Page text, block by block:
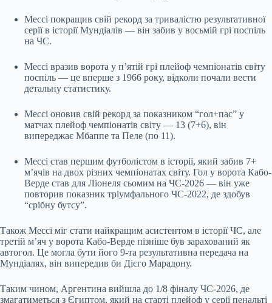
Мессі покращив свій рекорд за тривалістю результативної
серії в історії Мундіалів — він забив у восьмій грі поспіль
на ЧС.
Мессі вразив ворота у п’ятій грі плейоф чемпіонатів світу
поспіль — це вперше з 1966 року, відколи почали вести
детальну статистику.
Мессі оновив свій рекорд за показником “гол+пас” у
матчах плейоф чемпіонатів світу — 13 (7+6), він
випереджає Мбаппе та Пеле (по 11).
Мессі став першим футболістом в історії, який забив 7+
м’ячів на двох різних чемпіонатах світу. Гол у ворота Кабо-
Верде став для Ліонеля сьомим на ЧС-2026 — він уже
повторив показник тріумфального ЧС-2022, де здобув
“срібну бутсу”.
Також Мессі міг стати найкращим асистентом в історії ЧС, але
третій м’яч у ворота Кабо-Верде пізніше був зарахований як
автогол. Це могла бути його 9-та результативна передача на
Мундіалях, він випередив би Дієго Марадону.
Таким чином, Аргентина вийшла до 1/8 фіналу ЧС-2026, де
змагатиметься з Єгиптом, який на старті плейоф у серії пенальті